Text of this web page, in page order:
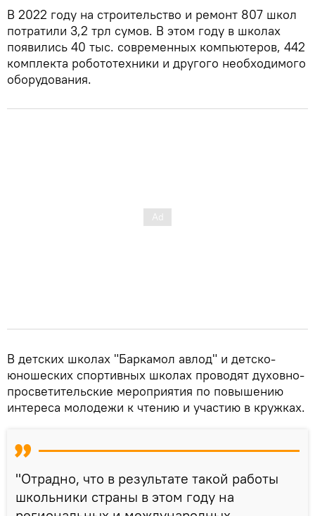
В 2022 году на строительство и ремонт 807 школ
потратили 3,2 трл сумов. В этом году в школах
появились 40 тыс. современных компьютеров, 442
комплекта робототехники и другого необходимого
оборудования.
В детских школах "Баркамол авлод" и детско-
юношеских спортивных школах проводят духовно-
просветительские мероприятия по повышению
интереса молодежи к чтению и участию в кружках.
"Отрадно, что в результате такой работы
школьники страны в этом году на